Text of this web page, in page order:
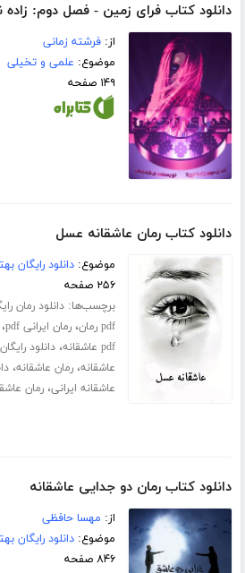
دانلود کتاب فرای زمین - فصل دوم: زاده
از:فرشته زمانی
موضوع: علمی و تخیلی
۱۴۹ صفحه
دانلود کتاب رمان عاشقانه عسل
موضوع:دانلود رایگان
۲۵۶ صفحه
برچسب‌ها:دانلود رمان
pdf رمان
،رمان ایرانی pdf
pdf عاشقانه ،دانلود
عاشقانه،رمان عاشقانه،
عاشقانه ایرانی،رمان
دانلود کتاب رمان دو جدایی عاشقانه
از: مهسا حافظی
موضوع:دانلود رایگان
۸۴۶ صفحه